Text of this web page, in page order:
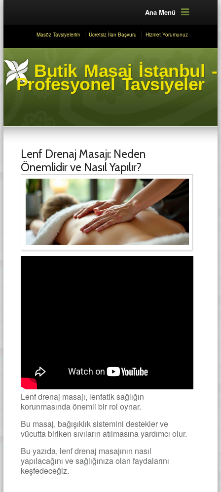
Ana Menü
Masöz Tavsiyelerim Ücretsiz İlan Başvuru Hizmet Yorumunuz
Butik Masaj İstanbul -
Profesyonel Tavsiyeler
Lenf Drenaj Masajı: Neden
Önemlidir ve Nasıl Yapılır?
Lenf drenaj masajı, lenfatik sağlığın
korunmasında önemli bir rol oynar.
Bu masaj, bağışıklık sistemini destekler ve
vücutta biriken sıvıların atılmasına yardımcı olur.
Bu yazıda, lenf drenaj masajının nasıl
yapılacağını ve sağlığınıza olan faydalarını
keşfedeceğiz.